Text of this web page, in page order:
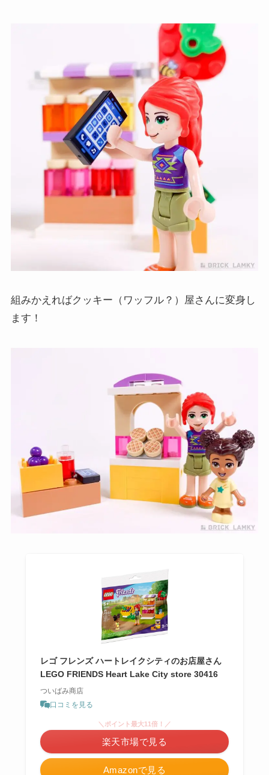
組みかえればクッキー（ワッフル？）屋さんに変身し
ます！
レゴ フレンズ ハートレイクシティのお店屋さん
LEGO FRIENDS Heart Lake City store 30416
ついばみ商店
口コミを見る
Amazonで見る
＼ポイント最大11倍！／
楽天市場で見る